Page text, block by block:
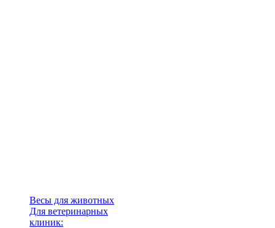
Весы для животных
Для ветеринарных
клиник: